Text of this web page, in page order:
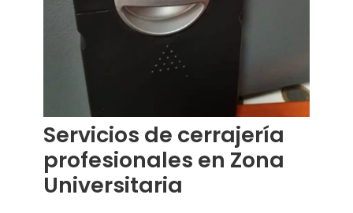
Servicios de cerrajería
profesionales en Zona
Universitaria